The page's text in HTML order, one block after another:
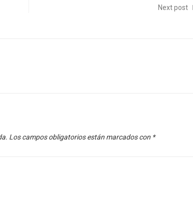
Next post
Los campos obligatorios están marcados con *